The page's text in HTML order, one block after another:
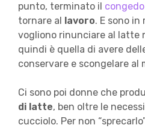
punto, terminato il
tornare al
lavoro. E sono
vogliono rinunciare al latte
quindi è quella di avere
conservare e scongelare al
Ci sono poi donne che
di latte, ben oltre le
cucciolo. Per non